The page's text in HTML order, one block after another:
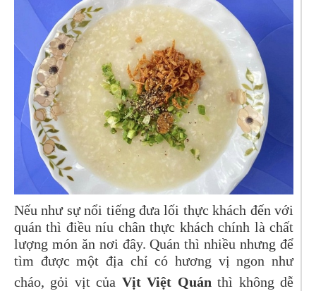
Nếu như sự nổi tiếng đưa lối thực khách đến với
quán thì điều níu chân thực khách chính là chất
lượng món ăn nơi đây. Quán thì nhiều nhưng để
tìm được một địa chỉ có hương vị ngon như
cháo, gỏi vịt của Vịt Việt Quánthì không dễ